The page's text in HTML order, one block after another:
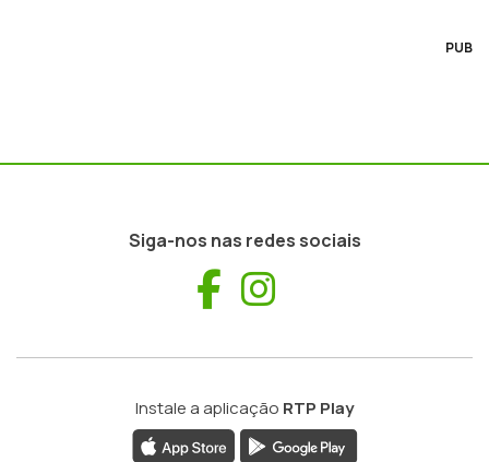
PUB
Siga-nos nas redes sociais
Facebook
Instale a aplicação RTP Play